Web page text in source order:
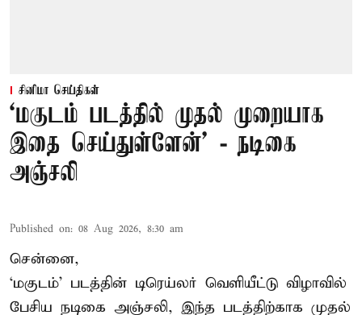
சினிமா செய்திகள்
‘மகுடம் படத்தில் முதல் முறையாக
இதை செய்துள்ளேன்’ - நடிகை
அஞ்சலி
Published on: 08 Aug 2026, 8:30 am
சென்னை,
‘மகுடம்’ படத்தின் டிரெய்லர் வெளியீட்டு விழாவில்
பேசிய நடிகை அஞ்சலி, இந்த படத்திற்காக முதல்